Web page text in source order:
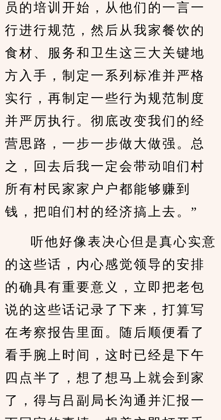
员的培训开始，从他们的一言一
行进行规范，然后从我家餐饮的
食材、服务和卫生这三大关键地
方入手，制定一系列标准并严格
实行，再制定一些行为规范制度
并严厉执行。彻底改变我们的经
营思路，一步一步做大做强。总
之，回去后我一定会带动咱们村
所有村民家家户户都能够赚到
钱，把咱们村的经济搞上去。”
听他好像表决心但是真心实意
的这些话，内心感觉领导的安排
的确具有重要意义，立即把老包
说的这些话记录了下来，打算写
在考察报告里面。随后顺便看了
看手腕上时间，这时已经是下午
四点半了，想了想马上就会到家
了，得与吕副局长沟通并汇报一